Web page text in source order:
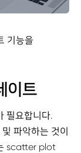
기능을
이트
필요합니다.
파악하는 것이
scatter plot